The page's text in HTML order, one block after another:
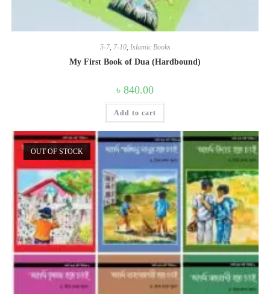
5-7, 7-10, Islamic Books
My First Book of Dua (Hardbound)
৳ 840.00
Add to cart
OUT OF STOCK